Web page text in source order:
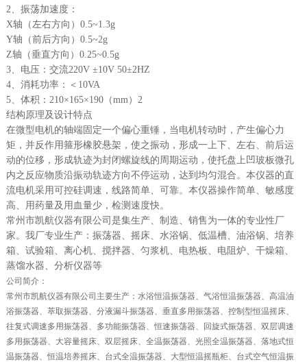
2、振荡加速度：
X轴（左右方向）0.5~1.3g
Y轴（前后方向）0.5~2g
Z轴（垂直方向）0.25~0.5g
3、电压：交流220V ±10V 50±2HZ
4、消耗功率：＜10VA
5、体积：210×165×190（mm）2
结构原理及设计特点
在微型电机的轴端固定一个偏心重锤，当电机转动时，产生偏心力
矩，并反作用箍形橡胶悬架，使之振动，形成一上下、左右、前后运
动的位移，形成轨迹为封闭螺旋线的周期运动，使托盘上凹玻板微孔
内之反应物质沿振动轨迹方向不停运动，达到均匀混合。本仪器的直
流电机采用可控硅调速，线路简单、可靠。本仪器操作简单、敏感度
高、用药量及用血量少，检测速度快。
常州市凯航仪器有限公司是集生产、制造、销售为一体的专业性厂
家。我厂专业生产：振荡器、摇床、水浴锅、低温槽、油浴锅、培养
箱、试验箱、离心机、搅拌器、匀浆机、电热板、电阻炉、干燥箱、
蒸馏水器、分析仪器等
公司简介：
常州市凯航仪器有限公司主要生产：水浴恒温振荡器、气浴恒温振荡器、高温油
浴振荡器、萃取振荡器、分液漏斗振荡器、垂直多用振荡器、控制型恒温摇床、
往复式调速多用振荡器、多功能振荡器、恒速振荡器、回旋式振荡器、双层调速
多用振荡器、大容量摇床、双层摇床、全温振荡器、光照全温振荡器、落地式恒
温振荡器、恒温培养摇床、台式全温振荡器、大型恒温摇瓶柜、台式空气恒温振